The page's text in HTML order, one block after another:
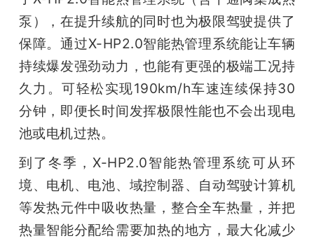
泵），在提升续航的同时也为极限驾驶提供了
保障。通过X-HP2.0智能热管理系统能让车辆
持续爆发强劲动力，也能有更强的极端工况持
久力。可轻松实现190km/h车速连续保持30
分钟，即便长时间发挥极限性能也不会出现电
池或电机过热。
到了冬季，X-HP2.0智能热管理系统可从环
境、电机、电池、域控制器、自动驾驶计算机
等发热元件中吸收热量，整合全车热量，并把
热量智能分配给需要加热的地方，最大化减少